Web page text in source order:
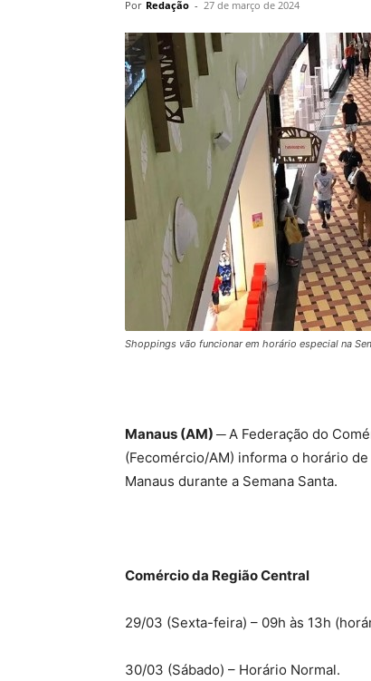
Por Redação - 27 de março de 2024
Shoppings vão funcionar em horário especial na
Manaus (AM) ─A Federação do
(Fecomércio/AM) informa o horário
Manaus durante a Semana Santa.
Comércio da Região Central
29/03 (Sexta-feira) – 09h às 13h
30/03 (Sábado) – Horário Normal.